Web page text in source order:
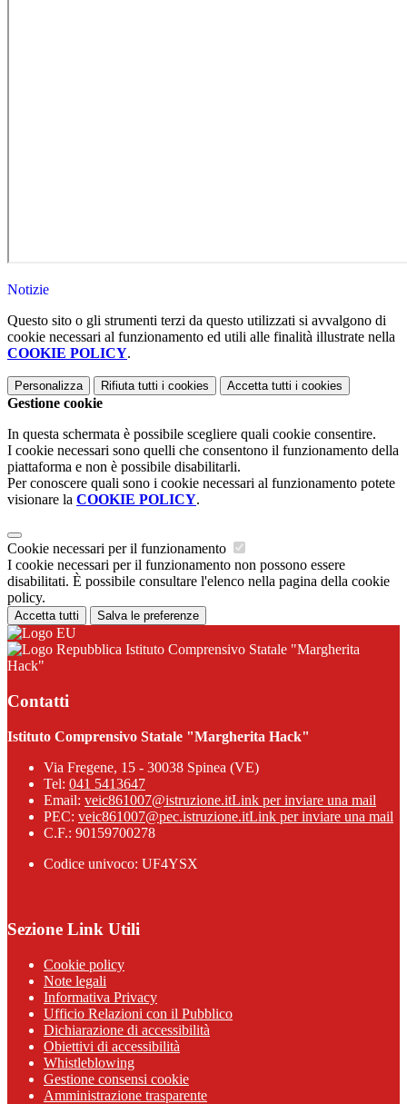
Notizie
Questo sito o gli strumenti terzi da questo utilizzati si avvalgono di
cookie necessari al funzionamento ed utili alle finalità illustrate nella
COOKIE POLICY.
Personalizza Rifiuta tutti i cookies Accetta tutti i cookies
Gestione cookie
In questa schermata è possibile scegliere quali cookie consentire.
I cookie necessari sono quelli che consentono il funzionamento della
piattaforma e non è possibile disabilitarli.
Per conoscere quali sono i cookie necessari al funzionamento potete
visionare la COOKIE POLICY.
Cookie necessari per il funzionamento
I cookie necessari per il funzionamento non possono essere
disabilitati. È possibile consultare l'elenco nella pagina della cookie
policy.
Accetta tutti Salva le preferenze
Istituto Comprensivo Statale "Margherita
Hack"
Contatti
Istituto Comprensivo Statale "Margherita Hack"
Via Fregene, 15 - 30038 Spinea (VE)
Tel: 041 5413647
Email: veic861007@istruzione.itLink per inviare una mail
PEC: veic861007@pec.istruzione.itLink per inviare una mail
C.F.: 90159700278
Codice univoco: UF4YSX
Sezione Link Utili
Cookie policy
Note legali
Informativa Privacy
Ufficio Relazioni con il Pubblico
Dichiarazione di accessibilità
Obiettivi di accessibilità
Whistleblowing
Gestione consensi cookie
Amministrazione trasparente